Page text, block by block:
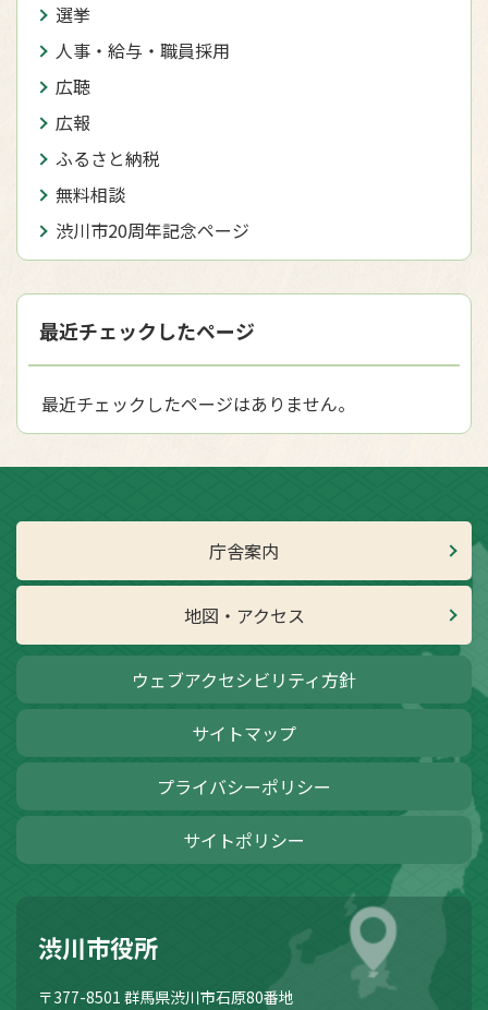
選挙
人事・給与・職員採用
広聴
広報
ふるさと納税
無料相談
渋川市20周年記念ページ
最近チェックしたページ
最近チェックしたページはありません。
庁舎案内
地図・アクセス
ウェブアクセシビリティ方針
サイトマップ
プライバシーポリシー
サイトポリシー
渋川市役所
〒377-8501 群馬県渋川市石原80番地